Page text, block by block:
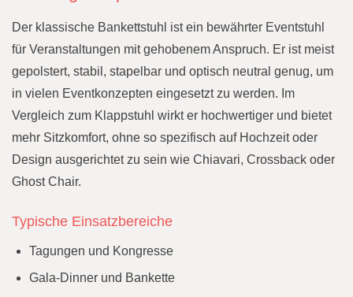
Der klassische Bankettstuhl ist ein bewährter Eventstuhl
für Veranstaltungen mit gehobenem Anspruch. Er ist meist
gepolstert, stabil, stapelbar und optisch neutral genug, um
in vielen Eventkonzepten eingesetzt zu werden. Im
Vergleich zum Klappstuhl wirkt er hochwertiger und bietet
mehr Sitzkomfort, ohne so spezifisch auf Hochzeit oder
Design ausgerichtet zu sein wie Chiavari, Crossback oder
Ghost Chair.
Typische Einsatzbereiche
Tagungen und Kongresse
Gala-Dinner und Bankette